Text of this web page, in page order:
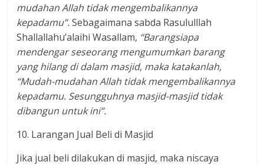
mudahan Allah tidak mengembalikannya
kepadamu”.Sebagaimana sabda Rasululllah
Shallallahu’alaihi Wasallam, “Barangsiapa
mendengar seseorang mengumumkan barang
yang hilang di dalam masjid, maka katakanlah,
“Mudah-mudahan Allah tidak mengembalikannya
kepadamu. Sesungguhnya masjid-masjid tidak
dibangun untuk ini”.
10. Larangan Jual Beli di Masjid
Jika jual beli dilakukan di masjid, maka niscaya